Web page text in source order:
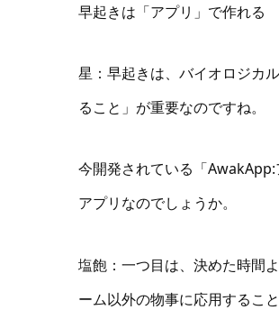
早起きは「アプリ」で作れる
星：早起きは、バイオロジカ
ること」が重要なのですね。
今開発されている「
アプリなのでしょうか。
塩飽：一つ目は、決めた時間
ーム以外の物事に応用するこ